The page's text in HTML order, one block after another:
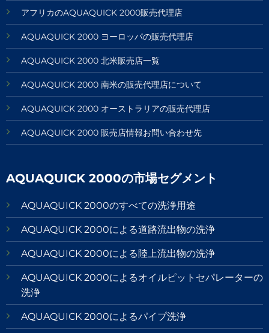
アフリカのAQUAQUICK 2000販売代理店
AQUAQUICK 2000 ヨーロッパの販売代理店
AQUAQUICK 2000 北米販売店一覧
AQUAQUICK 2000 南米の販売代理店について
AQUAQUICK 2000 オーストラリアの販売代理店
AQUAQUICK 2000 販売店情報お問い合わせ先
AQUAQUICK 2000の市場セグメント
AQUAQUICK 2000のすべての洗浄用途
AQUAQUICK 2000による道路流出物の洗浄
AQUAQUICK 2000による陸上流出物の洗浄
AQUAQUICK 2000によるオイルピットセパレーターの
洗浄
AQUAQUICK 2000によるパイプ洗浄